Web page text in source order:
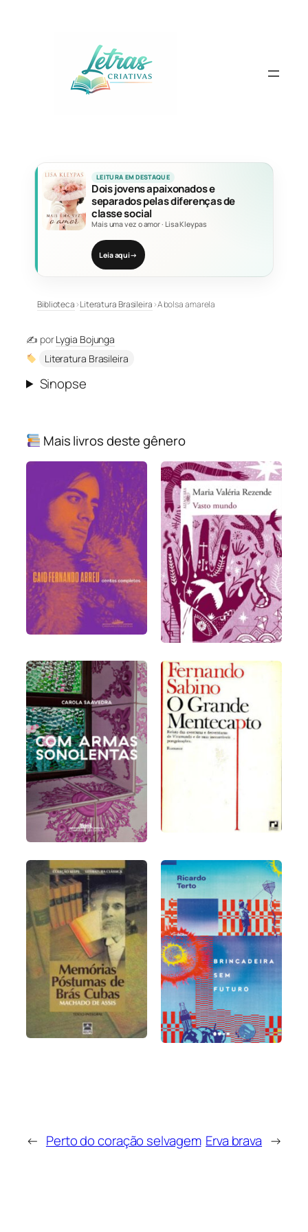
LEITURA EM DESTAQUE
Dois jovens apaixonados e
separados pelas diferenças de
classe social
Mais uma vez o amor· Lisa Kleypas
Leia aqui→
Biblioteca›Literatura Brasileira›A bolsa amarela
✍️ porLygia Bojunga
Literatura Brasileira
Sinopse
Mais livros deste gênero
← Perto do coração selvagem Erva brava →